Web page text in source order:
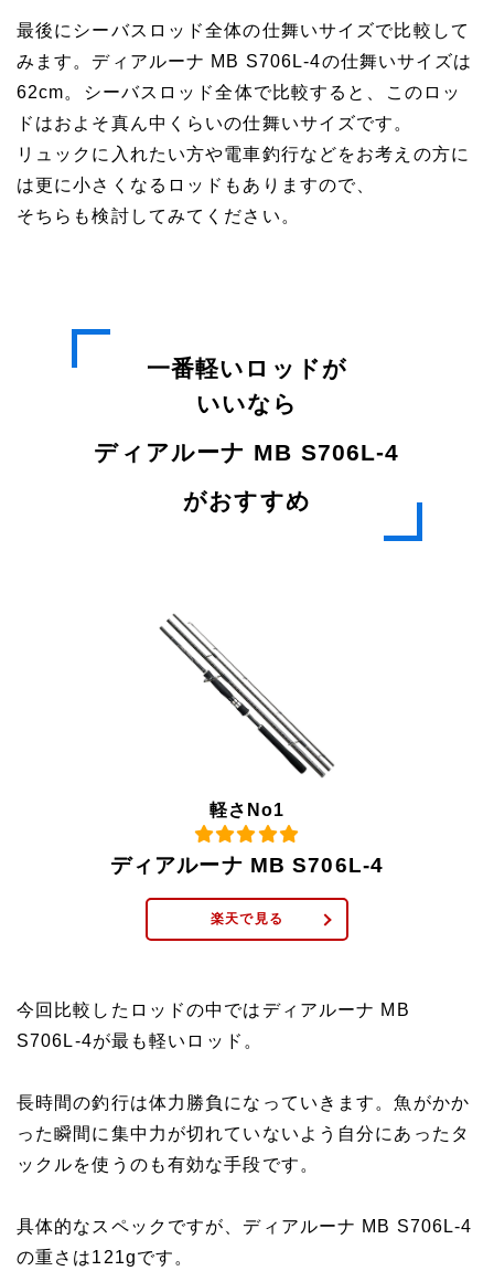
最後にシーバスロッド全体の仕舞いサイズで比較して
みます。ディアルーナ MB S706L-4の仕舞いサイズは
62cm。シーバスロッド全体で比較すると、このロッ
ドはおよそ真ん中くらいの仕舞いサイズです。
リュックに入れたい方や電車釣行などをお考えの方に
は更に小さくなるロッドもありますので、
そちらも検討してみてください。
一番軽いロッドが
いいなら
ディアルーナ MB S706L-4
がおすすめ
軽さNo1
ディアルーナ MB S706L-4
楽天で見る
今回比較したロッドの中ではディアルーナ MB
S706L-4が最も軽いロッド。
長時間の釣行は体力勝負になっていきます。魚がかか
った瞬間に集中力が切れていないよう自分にあったタ
ックルを使うのも有効な手段です。
具体的なスペックですが、ディアルーナ MB S706L-4
の重さは121gです。